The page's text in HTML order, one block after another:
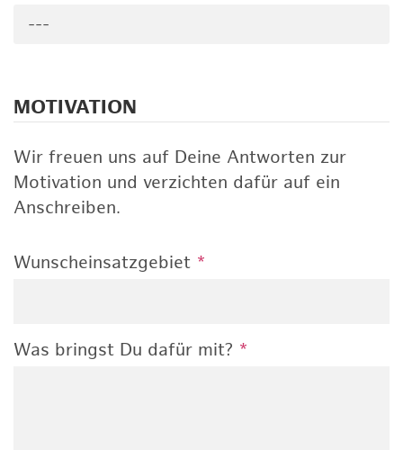
---
MOTIVATION
Wir freuen uns auf Deine Antworten zur
Motivation und verzichten dafür auf ein
Anschreiben.
Wunscheinsatzgebiet *
Was bringst Du dafür mit? *